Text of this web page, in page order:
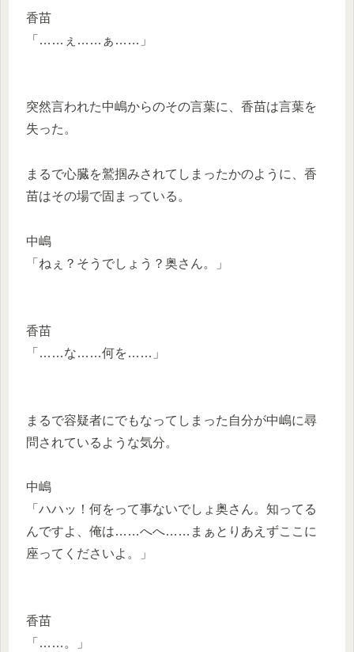
香苗
「……ぇ……ぁ……」
突然言われた中嶋からのその言葉に、香苗は言葉を
失った。
まるで心臓を鷲掴みされてしまったかのように、香
苗はその場で固まっている。
中嶋
「ねぇ？そうでしょう？奥さん。」
香苗
「……な……何を……」
まるで容疑者にでもなってしまった自分が中嶋に尋
問されているような気分。
中嶋
「ハハッ！何をって事ないでしょ奥さん。知ってる
んですよ、俺は……へへ……まぁとりあえずここに
座ってくださいよ。」
香苗
「……。」